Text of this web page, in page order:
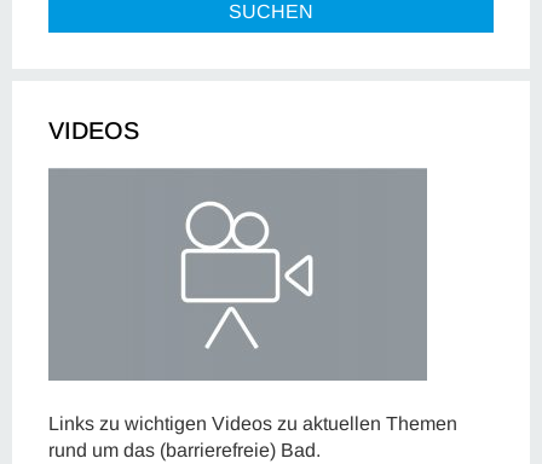
SUCHEN
VIDEOS
Links zu wichtigen Videos zu aktuellen Themen
rund um das (barrierefreie) Bad.